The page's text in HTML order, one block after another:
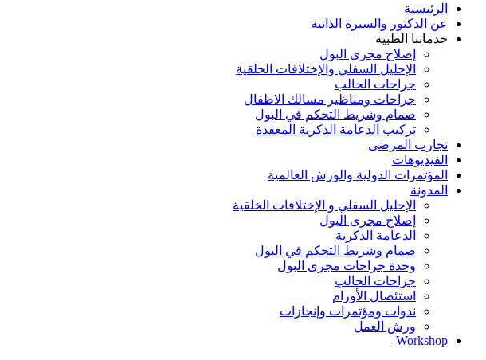
الرئيسية
عن الدكتور والسيرة الذاتية
خدماتنا الطبية
إصلاح مجرى البول
الإحليل السفلي والإختلافات الخلقية
جراحات الحالب
جراحات ومناظير مسالك الاطفال
صمام وشريط التحكم في البول
تركيب الدعامة الذكرية المعقدة
تجارب المرضى
الفيديوهات
المؤتمرات الدولية والورش العالمية
المدونة
الإحليل السفلي و الإختلافات الخلقية
إصلاح مجرى البول
الدعامة الذكرية
صمام وشريط التحكم في البول
وحدة جراحات مجرى البول
جراحات الحالب
استئصال الأورام
ندوات ومؤتمرات وإنجازات
ورش العمل
Workshop